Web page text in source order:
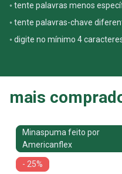
◦ tente palavras menos
◦ tente palavras-chave
◦ digite no mínimo 4
mais
Minaspuma feito por
Americanflex
- 25%